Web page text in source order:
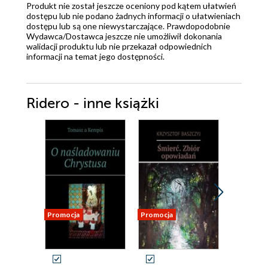
Produkt nie został jeszcze oceniony pod kątem ułatwień
dostępu lub nie podano żadnych informacji o ułatwieniach
dostępu lub są one niewystarczające. Prawdopodobnie
Wydawca/Dostawca jeszcze nie umożliwił dokonania
walidacji produktu lub nie przekazał odpowiednich
informacji na temat jego dostępności.
Ridero - inne książki
Promocja Promocja